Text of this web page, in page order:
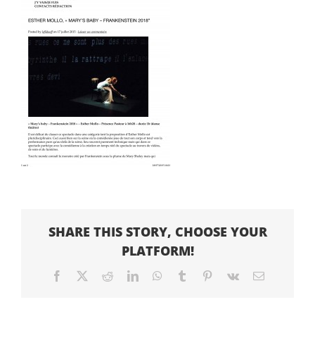
SHARE THIS STORY, CHOOSE YOUR
PLATFORM!
Facebook RedditLinkedInWhatsApp
Tumblr Pinterest
Vk Email